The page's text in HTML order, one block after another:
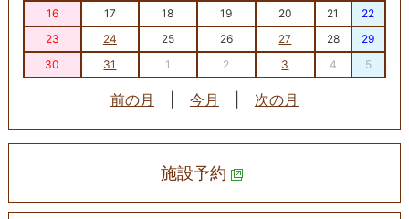
16
17 18 19 20 21
22
23
24 25 26 27 28
29
30
31 1 2 3 4 5
前の月 今月 次の月
施設予約